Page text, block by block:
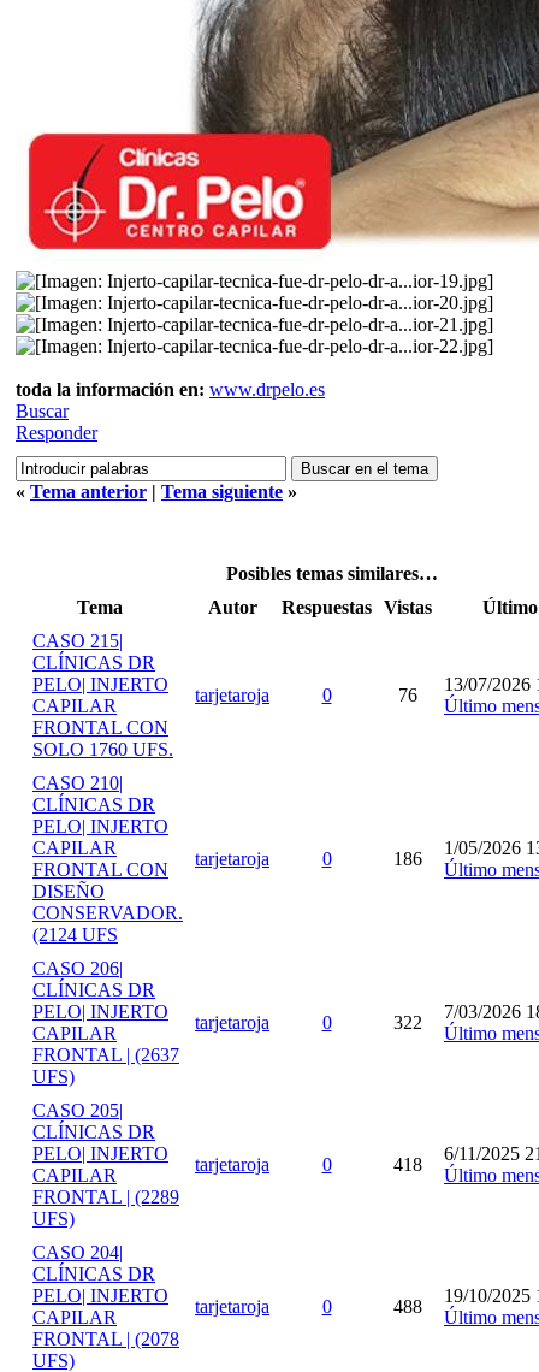
toda la información en: www.drpelo.es
Buscar
Responder
« Tema anterior | Tema siguiente »
Posibles temas similares…
Tema
Autor Respuestas Vistas
Último
CASO 215|
CLÍNICAS DR
PELO| INJERTO
CAPILAR
FRONTAL CON
SOLO 1760 UFS.
tarjetaroja 0 76
13/07/2026
Último
CASO 210|
CLÍNICAS DR
PELO| INJERTO
CAPILAR
FRONTAL CON
DISEÑO
CONSERVADOR.
(2124 UFS
tarjetaroja 0 186
1/05/2026
Último
CASO 206|
CLÍNICAS DR
PELO| INJERTO
CAPILAR
FRONTAL | (2637
UFS)
tarjetaroja 0 322
7/03/2026
Último
CASO 205|
CLÍNICAS DR
PELO| INJERTO
CAPILAR
FRONTAL | (2289
UFS)
tarjetaroja 0 418
6/11/2025
Último
CASO 204|
CLÍNICAS DR
PELO| INJERTO
CAPILAR
FRONTAL | (2078
UFS)
tarjetaroja 0 488
19/10/2025
Último